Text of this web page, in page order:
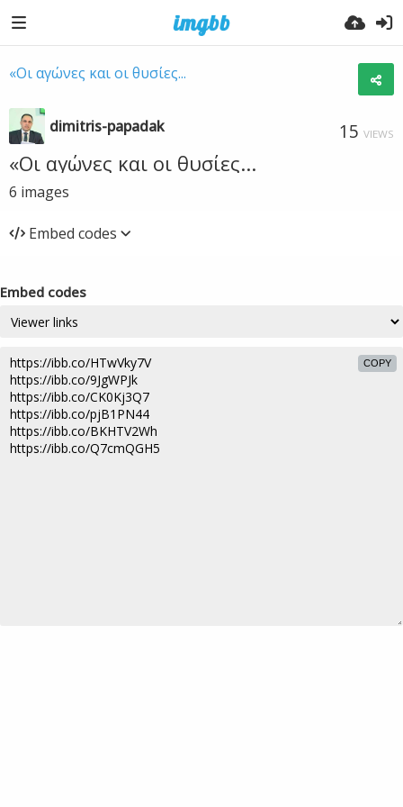
«Οι αγώνες και οι θυσίες...
dimitris-papadak 15 VIEWS
«Οι αγώνες και οι θυσίες...
6 images
Embed codes
Embed codes
COPY